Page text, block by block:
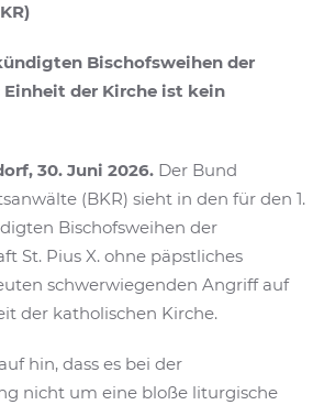
Bischofsweihen der
der Kirche ist kein
30. Juni 2026. Der Bund
(BKR) sieht in den für den 1.
Bischofsweihen der
St. Pius X. ohne päpstliches
schwerwiegenden Angriff auf
der katholischen Kirche.
hin, dass es bei der
nicht um eine bloße liturgische